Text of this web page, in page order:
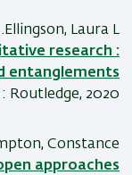
Ellingson, Laura L.
research :
entanglements
Routledge, 2020.
Constance
approaches